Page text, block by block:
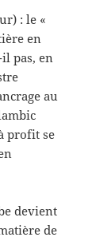
: le «
en
pas, en
au
profit se
devient
de